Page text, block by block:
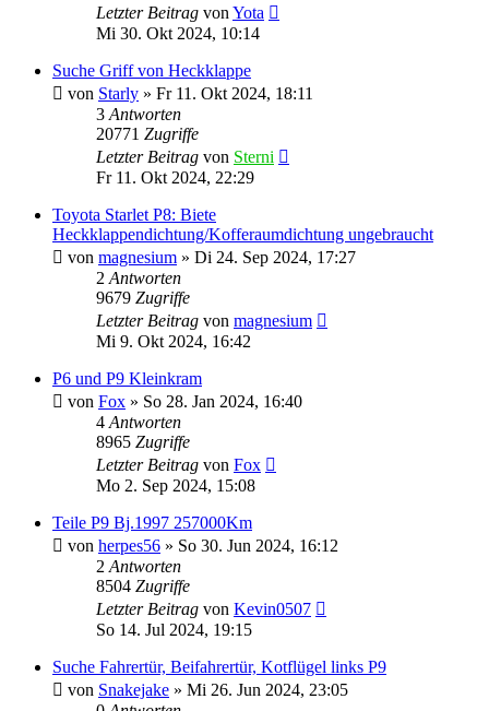
Letzter Beitrag von Yota
Mi 30. Okt 2024, 10:14
Suche Griff von Heckklappe
von Starly » Fr 11. Okt 2024, 18:11
3 Antworten
20771 Zugriffe
Letzter Beitrag von Sterni
Fr 11. Okt 2024, 22:29
Toyota Starlet P8: Biete
Heckklappendichtung/Kofferaumdichtung ungebraucht
von magnesium » Di 24. Sep 2024, 17:27
2 Antworten
9679 Zugriffe
Letzter Beitrag von magnesium
Mi 9. Okt 2024, 16:42
P6 und P9 Kleinkram
von Fox » So 28. Jan 2024, 16:40
4 Antworten
8965 Zugriffe
Letzter Beitrag von Fox
Mo 2. Sep 2024, 15:08
Teile P9 Bj.1997 257000Km
von herpes56 » So 30. Jun 2024, 16:12
2 Antworten
8504 Zugriffe
Letzter Beitrag von Kevin0507
So 14. Jul 2024, 19:15
Suche Fahrertür, Beifahrertür, Kotflügel links P9
von Snakejake » Mi 26. Jun 2024, 23:05